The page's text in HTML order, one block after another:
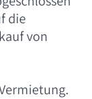
die
von